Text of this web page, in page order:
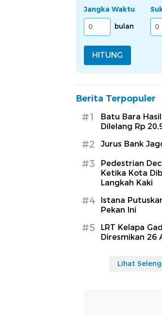
Jangka Waktu
bulan
HITUNG
Berita Terpopuler
#1
Batu Bara
Dilelang Rp
#2 Jurus Bank
#3
Pedestrian
Ketika Kota
Langkah Kaki
#4
Istana
Pekan Ini
#5
LRT Kelapa
Diresmikan 26
Lihat